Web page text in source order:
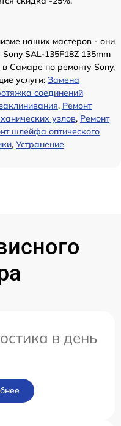
наших мастеров - они
SAL-135F18Z 135mm
Самаре по ремонту Sony,
услуги: Замена
соединений
, Ремонт
узлов, Ремонт
шлейфа оптического
, Устранение
в день